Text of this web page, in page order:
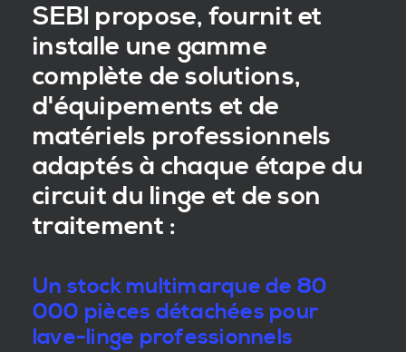
SEBI propose, fournit et
installe une gamme
complète de solutions,
d'équipements et de
matériels professionnels
adaptés à chaque étape du
circuit du linge et de son
traitement :
Un stock multimarque de 80
000 pièces détachées pour
lave-linge professionnels